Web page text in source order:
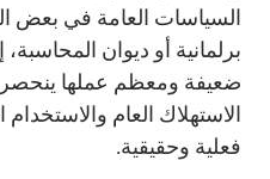
السياسات العامة في بعض
برلمانية أو ديوان المحاسبة،
ضعيفة ومعظم عملها
الاستهلاك العام
فعلية وحقيقية.